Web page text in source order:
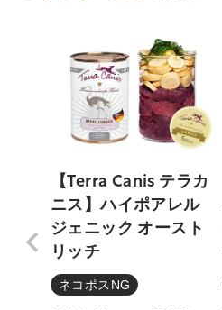
【Terra Canis テラカ
ニス】ハイポアレル
ジェニック オースト
リッチ
ネコポスNG